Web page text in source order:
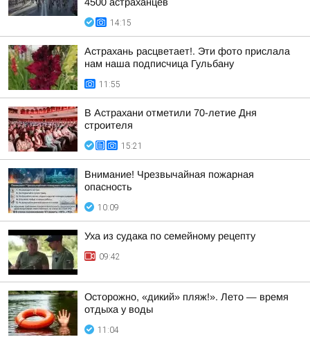
14:15
Астрахань расцветает!. Эти фото прислала
нам наша подписчица Гульбану
11:55
В Астрахани отметили 70-летие Дня
строителя
15:21
Внимание! Чрезвычайная пожарная
опасность
10:09
Уха из судака по семейному рецепту
09:42
Осторожно, «дикий» пляж!». Лето — время
отдыха у воды
11:04